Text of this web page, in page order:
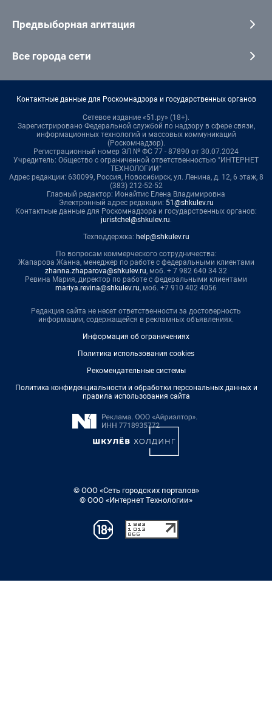
Предвыборная агитация
Все города сети
Контактные данные для Роскомнадзора и государственных органов
Сетевое издание «51.ру» (18+).
Зарегистрировано Федеральной службой по надзору в сфере связи,
информационных технологий и массовых коммуникаций
(Роскомнадзор).
Регистрационный номер ЭЛ № ФС 77 - 87890 от 30.07.2024
Учредитель: Общество с ограниченной ответственностью "ИНТЕРНЕТ
ТЕХНОЛОГИИ"
Адрес редакции: 630099, Россия, Новосибирск, ул. Ленина, д. 12, 6 этаж, 8
(383) 212-52-52
Главный редактор: Ионайтис Елена Владимировна
Электронный адрес редакции: 51@shkulev.ru
Контактные данные для Роскомнадзора и государственных органов:
juristchel@shkulev.ru.
Техподдержка: help@shkulev.ru
По вопросам коммерческого сотрудничества:
Жапарова Жанна, менеджер по работе с федеральными клиентами
zhanna.zhaparova@shkulev.ru, моб. + 7 982 640 34 32
Ревина Мария, директор по работе с федеральными клиентами
mariya.revina@shkulev.ru, моб. +7 910 402 4056
Редакция сайта не несет ответственности за достоверность
информации, содержащейся в рекламных объявлениях.
Информация об ограничениях
Политика использования cookies
Рекомендательные системы
Политика конфиденциальности и обработки персональных данных и
правила использования сайта
© ООО «Сеть городских порталов»
© ООО «Интернет Технологии»